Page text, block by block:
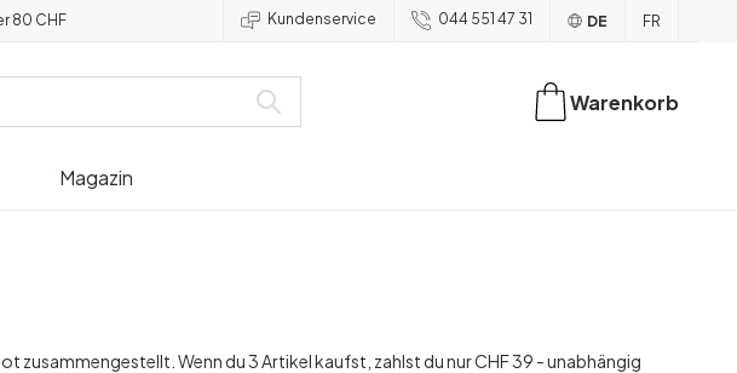
80 CHF Kundenservice 044 551 47 31 DE FR
Magazin
Warenkorb
zusammengestellt. Wenn du 3 Artikel kaufst, zahlst du nur CHF 39 - unabhängig